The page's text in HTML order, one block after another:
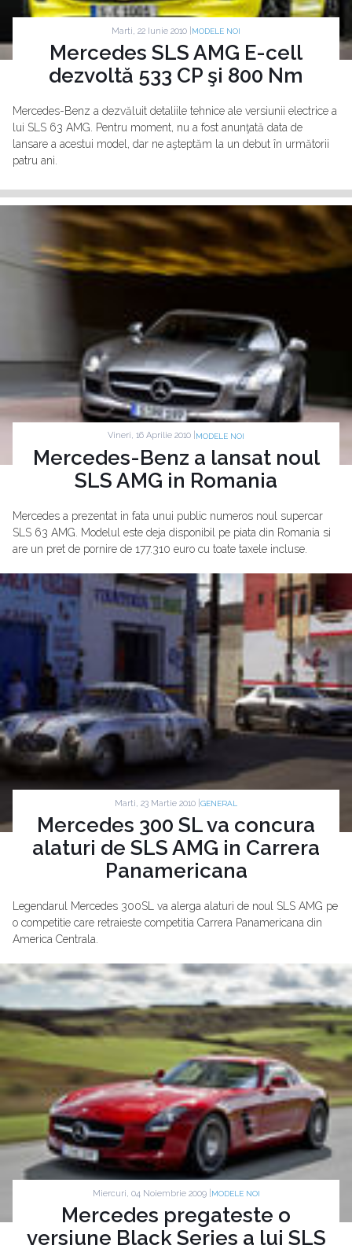
Marti, 22 Iunie 2010 | MODELE NOI
Mercedes SLS AMG E-cell
dezvoltă 533 CP şi 800 Nm
Mercedes-Benz a dezvăluit detaliile tehnice ale versiunii electrice a
lui SLS 63 AMG. Pentru moment, nu a fost anunţată data de
lansare a acestui model, dar ne aşteptăm la un debut în următorii
patru ani.
Vineri, 16 Aprilie 2010 | MODELE NOI
Mercedes-Benz a lansat noul
SLS AMG in Romania
Mercedes a prezentat in fata unui public numeros noul supercar
SLS 63 AMG. Modelul este deja disponibil pe piata din Romania si
are un pret de pornire de 177.310 euro cu toate taxele incluse.
Marti, 23 Martie 2010 | GENERAL
Mercedes 300 SL va concura
alaturi de SLS AMG in Carrera
Panamericana
Legendarul Mercedes 300SL va alerga alaturi de noul SLS AMG pe
o competitie care retraieste competitia Carrera Panamericana din
America Centrala.
Miercuri, 04 Noiembrie 2009 | MODELE NOI
Mercedes pregateste o
versiune Black Series a lui SLS